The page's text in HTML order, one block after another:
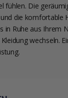
fühlen. Die
die komfortable
in Ruhe aus Ihrem
wechseln.